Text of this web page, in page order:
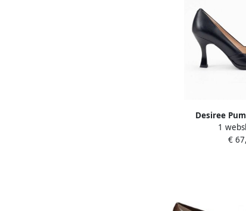
Desiree
1
€